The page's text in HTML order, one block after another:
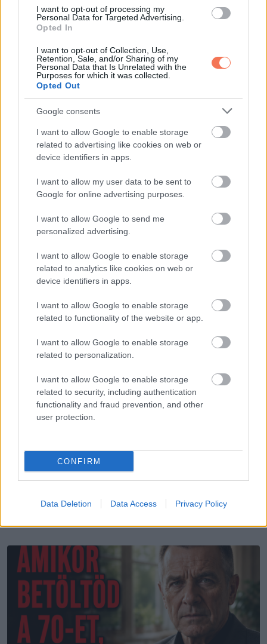
I want to opt-out of processing my
Personal Data for Targeted Advertising.
Opted In
I want to opt-out of Collection, Use,
Retention, Sale, and/or Sharing of my
Personal Data that Is Unrelated with the
Purposes for which it was collected.
Opted Out
Google consents
I want to allow Google to enable storage
related to advertising like cookies on web or
device identifiers in apps.
I want to allow my user data to be sent to
Google for online advertising purposes.
I want to allow Google to send me
personalized advertising.
I want to allow Google to enable storage
related to analytics like cookies on web or
device identifiers in apps.
I want to allow Google to enable storage
related to functionality of the website or app.
I want to allow Google to enable storage
related to personalization.
I want to allow Google to enable storage
related to security, including authentication
functionality and fraud prevention, and other
user protection.
CONFIRM
Data Deletion Data Access Privacy Policy
KÖVETKEZŐ POSZT
Augusztus 16-án megnyílik az angyali tripla
8-as kapu! Ennek az 5 csillagjegynek az
álmait váltja valóra:
További bejegyzések
ÉRDEKESSÉG
rád